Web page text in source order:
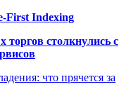
First Indexing
торгов столкнулись с
что прячется за